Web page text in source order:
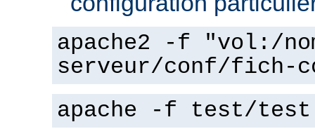
apache2 -f "vol:/
serveur/conf/fich-
apache -f test/